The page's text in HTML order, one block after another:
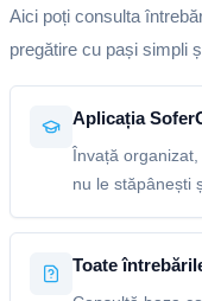
Aici poți consulta
pregătire cu pași simpli
Aplicația
Învață
nu le stăpânești
Toate